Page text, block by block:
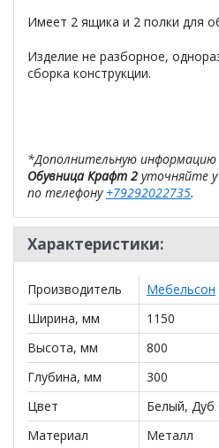
Имеет 2 ящика и 2 полки для
Изделие не разборное,
сборка конструкции.
*Дополнительную
Обувница Крафт 2 уточняйте
по телефону +79292022735.
**Цены на официальном сайте
действительны только для
могут отличаться от цен в
Характеристики:
Производитель
Мебельсон
Ширина, мм
1150
Высота, мм
800
Глубина, мм
300
Цвет
Белый, Дуб
Материал
Металл